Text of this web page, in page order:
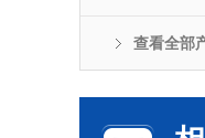
查看全部